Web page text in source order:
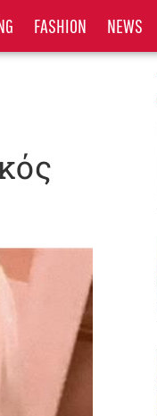
FASHION NEWS